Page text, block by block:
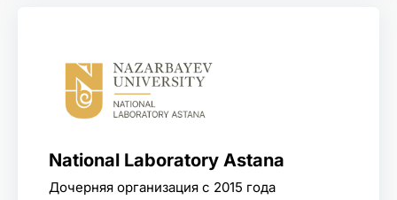
National Laboratory Astana
Дочерняя организация с 2015 года